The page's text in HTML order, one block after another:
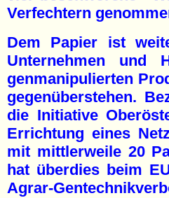
Verfechtern
Dem Papier ist
Unternehmen und
genmanipulierten
gegenüberstehen.
die Initiative
Errichtung eines
mit mittlerweile 20
hat überdies beim
Agrar-